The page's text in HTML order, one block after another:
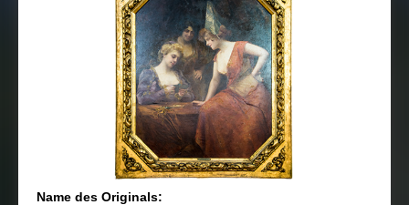
Name des Originals: